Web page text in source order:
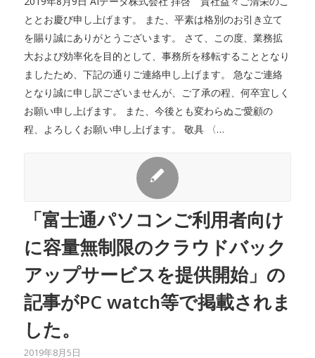
ととお慶び申し上げます。 また、平素は格別のお引き立て
を賜り誠にありがとうございます。 さて、この度、業務拡
大および効率化を目的として、事務所を移転することとなり
ましたため、下記の通りご連絡申し上げます。 急なご連絡
となり誠に申し訳ございませんが、ご了承の程、何卒宜しく
お願い申し上げます。 また、今後とも変わらぬご愛顧の
程、よろしくお願い申し上げます。 敬具 〈…
「富士通パソコンご利用者向け
に容量無制限のクラウドバック
アップサービスを提供開始」の
記事がPC watch等で掲載されま
した。
2019年8月5日